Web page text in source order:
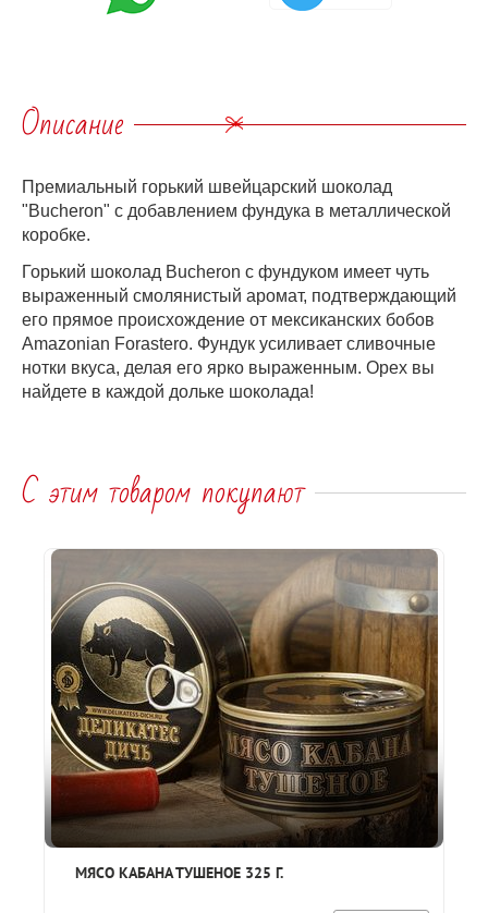
Описание
Премиальный горький швейцарский шоколад
"Bucheron" с добавлением фундука в металлической
коробке.
Горький шоколад Buсheron с фундуком имеет чуть
выраженный смолянистый аромат, подтверждающий
его прямое происхождение от мексиканских бобов
Amazonian Forastero. Фундук усиливает сливочные
нотки вкуса, делая его ярко выраженным. Орех вы
найдете в каждой дольке шоколада!
С этим товаром покупают
МЯСО КАБАНА ТУШЕНОЕ 325 Г.